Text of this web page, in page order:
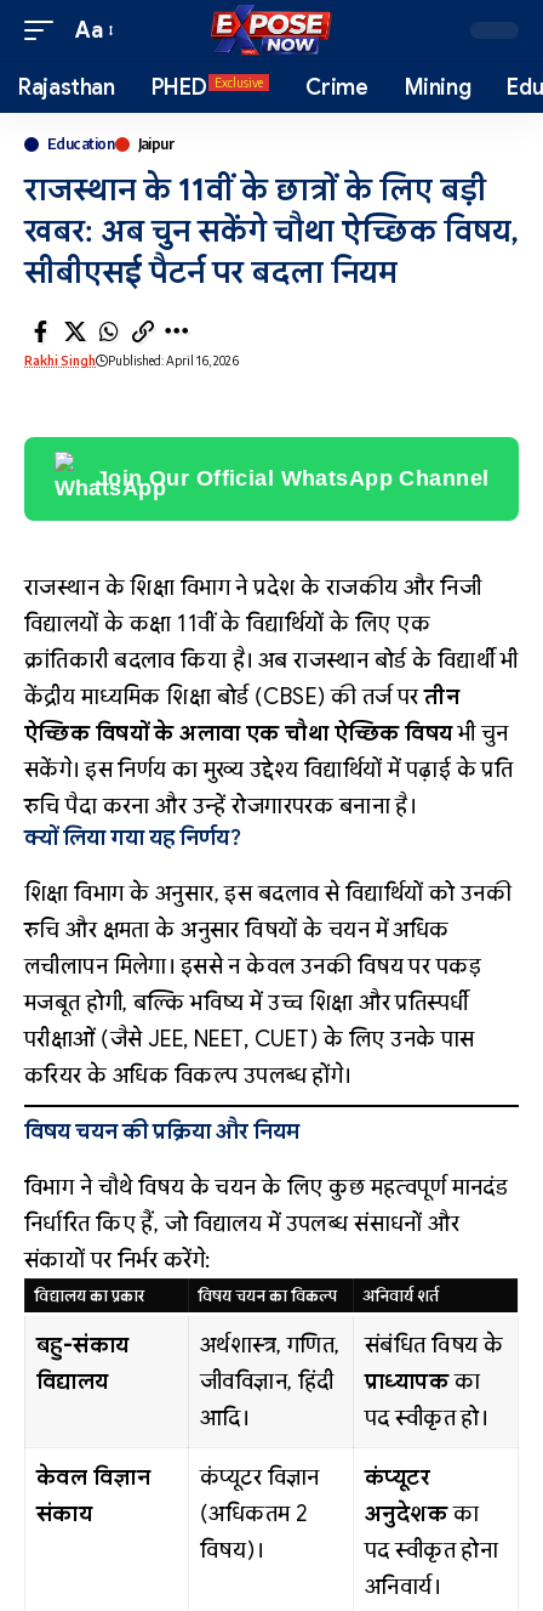
Aa
Rajasthan PHED Exclusive Crime Mining
Education Jaipur
राजस्थान के 11वीं के छात्रों के लिए बड़ी
खबर: अब चुन सकेंगे चौथा ऐच्छिक विषय,
सीबीएसई पैटर्न पर बदला नियम
Rakhi Singh Published: April 16, 2026
Join Our Official WhatsApp Channel
राजस्थान के शिक्षा विभाग ने प्रदेश के राजकीय और निजी
विद्यालयों के कक्षा 11वीं के विद्यार्थियों के लिए एक
क्रांतिकारी बदलाव किया है। अब राजस्थान बोर्ड के विद्यार्थी भी
केंद्रीय माध्यमिक शिक्षा बोर्ड (CBSE) की तर्ज परतीन
ऐच्छिक विषयों के अलावा एक चौथा ऐच्छिक विषयभी चुन
सकेंगे। इस निर्णय का मुख्य उद्देश्य विद्यार्थियों में पढ़ाई के प्रति
रुचि पैदा करना और उन्हें रोजगारपरक बनाना है।
क्यों लिया गया यह निर्णय?
शिक्षा विभाग के अनुसार, इस बदलाव से विद्यार्थियों को उनकी
रुचि और क्षमता के अनुसार विषयों के चयन में अधिक
लचीलापन मिलेगा। इससे न केवल उनकी विषय पर पकड़
मजबूत होगी, बल्कि भविष्य में उच्च शिक्षा और प्रतिस्पर्धी
परीक्षाओं (जैसे JEE, NEET, CUET) के लिए उनके पास
करियर के अधिक विकल्प उपलब्ध होंगे।
विषय चयन की प्रक्रिया और नियम
विभाग ने चौथे विषय के चयन के लिए कुछ महत्वपूर्ण मानदंड
निर्धारित किए हैं, जो विद्यालय में उपलब्ध संसाधनों और
संकायों पर निर्भर करेंगे:
विद्यालय का प्रकार विषय चयन का विकल्प अनिवार्य शर्त
बहु-संकाय
विद्यालय
अर्थशास्त्र, गणित,
जीवविज्ञान, हिंदी
आदि।
संबंधित विषय के
प्राध्यापकका
पद स्वीकृत हो।
केवल विज्ञान
संकाय
कंप्यूटर विज्ञान
(अधिकतम 2
विषय)।
कंप्यूटर
अनुदेशकका
पद स्वीकृत होना
अनिवार्य।